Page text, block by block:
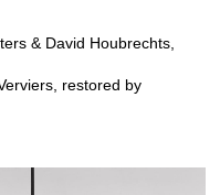
& David Houbrechts,
restored by